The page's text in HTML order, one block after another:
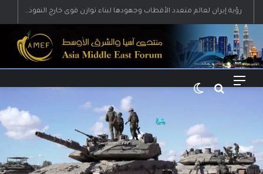
رؤية إيران لعالم متعدد الأقطاب وجهودها لبناء توازن قوى خارج النفوذ الأمريكي
القائمة بحث عن